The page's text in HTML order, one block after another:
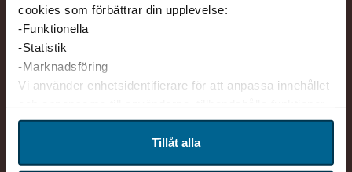
cookies som förbättrar din upplevelse:
-Funktionella
-Statistik
-Marknadsföring
Vi använder enhetsidentifierare för att anpassa innehållet
för sociala medier och analysera vår trafik. Vi
vidarebefordrar även sådana identifierare och annan
information från din enhet till de sociala medier och
Tillåt alla